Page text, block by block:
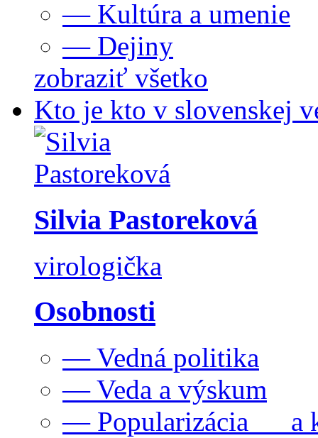
— Kultúra a umenie
— Dejiny
zobraziť všetko
Kto je kto v slovenskej
Silvia Pastoreková
virologička
Osobnosti
— Vedná politika
— Veda a výskum
— Popularizácia a